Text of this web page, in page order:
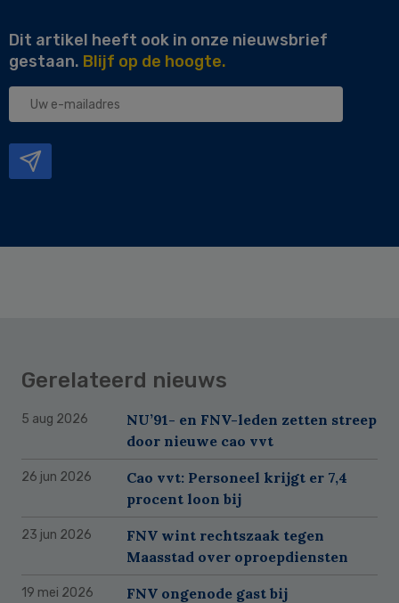
Dit artikel heeft ook in onze nieuwsbrief
gestaan. Blijf op de hoogte.
Uw
Gerelateerd nieuws
5 aug 2026
NU’91- en FNV-leden zetten streep
door nieuwe cao vvt
26 jun 2026
Cao vvt: Personeel krijgt er 7,4
procent loon bij
23 jun 2026
FNV wint rechtszaak tegen
Maasstad over oproepdiensten
19 mei 2026
FNV ongenode gast bij